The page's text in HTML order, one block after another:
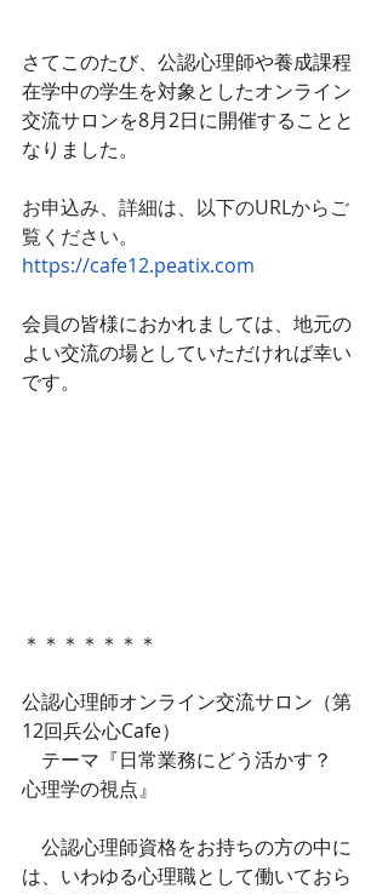
さてこのたび、公認心理師や養成課程
在学中の学生を対象としたオンライン
交流サロンを8月2日に開催することと
なりました。
お申込み、詳細は、以下のURLからご
覧ください。
https://cafe12.peatix.com
会員の皆様におかれましては、地元の
よい交流の場としていただければ幸い
です。
＊＊＊＊＊＊＊
公認心理師オンライン交流サロン（第
12回兵公心Cafe）
テーマ『日常業務にどう活かす？
心理学の視点』
公認心理師資格をお持ちの方の中に
は、いわゆる心理職として働いておら